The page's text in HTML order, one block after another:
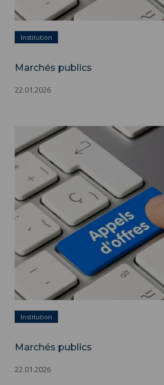
Institution
Marchés publics
22.01.2026
Marchés publics ">
Marchés publics - Appels d'offres -
Institution
Marchés publics
22.01.2026